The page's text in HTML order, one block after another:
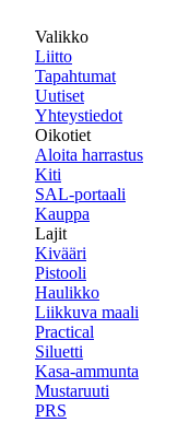
Valikko
Liitto
Tapahtumat
Uutiset
Yhteystiedot
Oikotiet
Aloita harrastus
Kiti
SAL-portaali
Kauppa
Lajit
Kivääri
Pistooli
Haulikko
Liikkuva maali
Practical
Siluetti
Kasa-ammunta
Mustaruuti
PRS